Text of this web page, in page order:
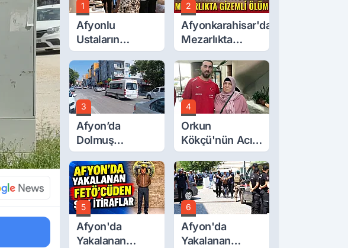
1
Afyonlu
Ustaların
Eserleri
Görücüye Çıktı
2
Afyonkarahisar'da
Mezarlıkta
Gizemli Ölüm
3
Afyon’da
Dolmuş
Ücretlerine
Yüzde 40 Zam
Talebi
4
Orkun
Kökçü'nün Acı
Günü... Cenaze
Namazı
Emirdağ'da
5
Afyon'da
Yakalanan
6
Afyon'da
Yakalanan